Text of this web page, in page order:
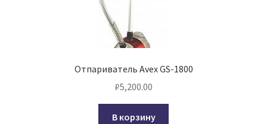
Отпариватель Avex GS-1800
₽5,200.00
В корзину